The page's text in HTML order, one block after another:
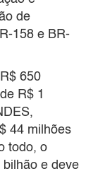
de
158 e BR-
650
R$ 1
44 milhões
todo, o
e deve